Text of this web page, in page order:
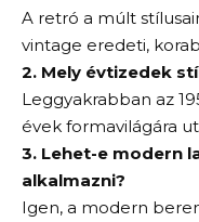
A retró a múlt
vintage eredeti,
2. Mely évtizedek
Leggyakrabban az
évek formavilágára
3. Lehet-e modern
alkalmazni?
Igen, a modern